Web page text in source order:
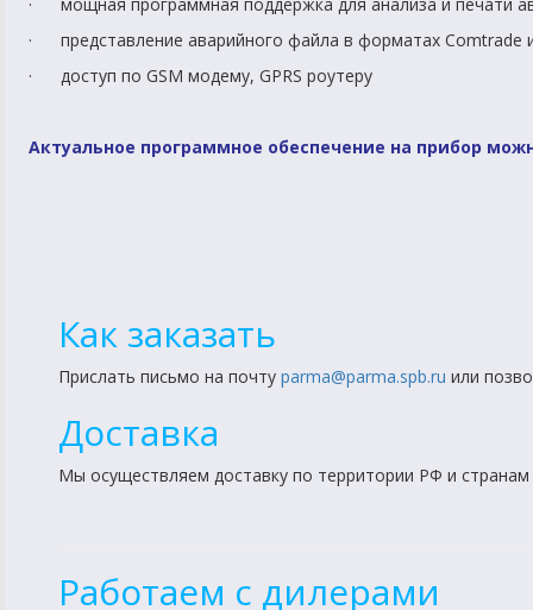
· представление аварийного файла в форматах Comtrade
· доступ по GSM модему, GPRS роутеру
Актуальное программное обеспечение на прибор
Как заказать
Прислать письмо на почту parma@parma.spb.ru или
Доставка
Мы осуществляем доставку по территории РФ и
Работаем с дилерами